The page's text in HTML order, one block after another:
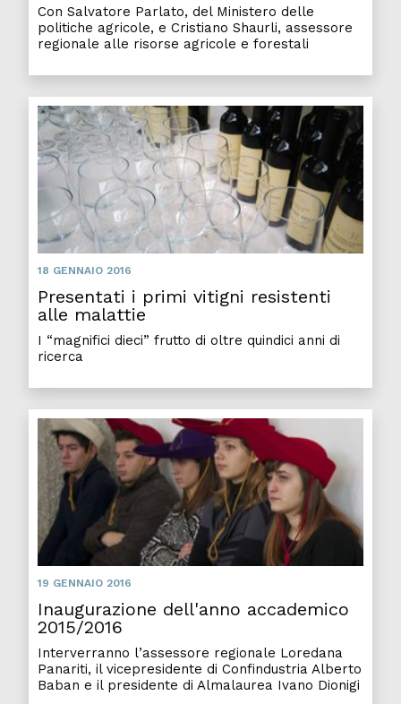
Con Salvatore Parlato, del Ministero delle
politiche agricole, e Cristiano Shaurli, assessore
regionale alle risorse agricole e forestali
18 GENNAIO 2016
Presentati i primi vitigni resistenti
alle malattie
I “magnifici dieci” frutto di oltre quindici anni di
ricerca
19 GENNAIO 2016
Inaugurazione dell'anno accademico
2015/2016
Interverranno l’assessore regionale Loredana
Panariti, il vicepresidente di Confindustria Alberto
Baban e il presidente di Almalaurea Ivano Dionigi